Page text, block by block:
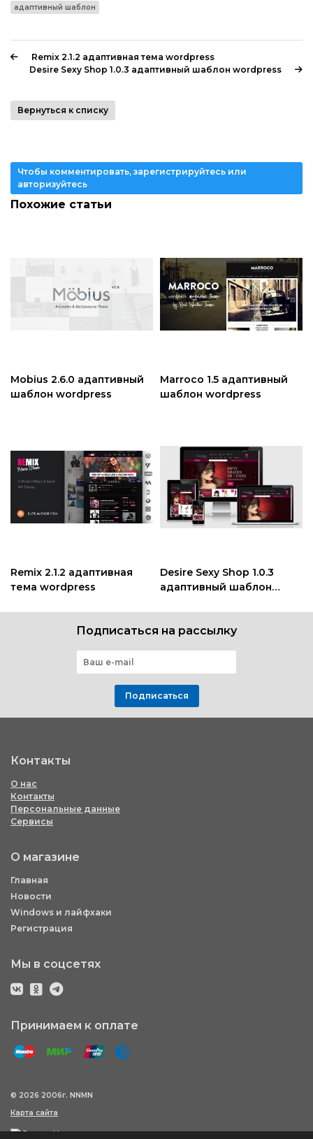
адаптивный шаблон
Remix 2.1.2 адаптивная тема wordpress
Desire Sexy Shop 1.0.3 адаптивный шаблон wordpress
Вернуться к списку
Чтобы комментировать, зарегистрируйтесь или
авторизуйтесь
Похожие статьи
Mobius 2.6.0 адаптивный
шаблон wordpress
Marroco 1.5 адаптивный
шаблон wordpress
Remix 2.1.2 адаптивная
тема wordpress
Desire Sexy Shop 1.0.3
адаптивный шаблон
Подписаться на рассылку
Подписаться
Контакты
О нас
Контакты
Персональные данные
Сервисы
О магазине
Главная
Новости
Windows и лайфхаки
Регистрация
Мы в соцсетях
Принимаем к оплате
© 2026 2006г. NNMN
Карта сайта